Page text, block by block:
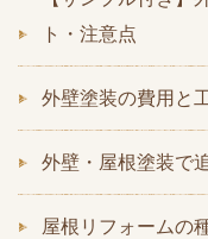
ト・注意点
外壁塗装の費用と
外壁・屋根塗装で
屋根リフォームの